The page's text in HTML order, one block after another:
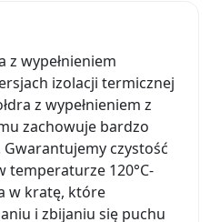
z wypełnieniem
izolacji termicznej
z wypełnieniem z
zachowuje bardzo
czystość
temperaturze 120°C-
w kratę, które
i zbijaniu się puchu